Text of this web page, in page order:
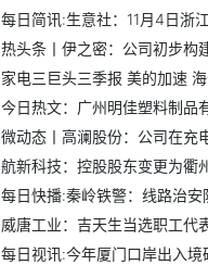
威唐工业：吉天生当选职工代